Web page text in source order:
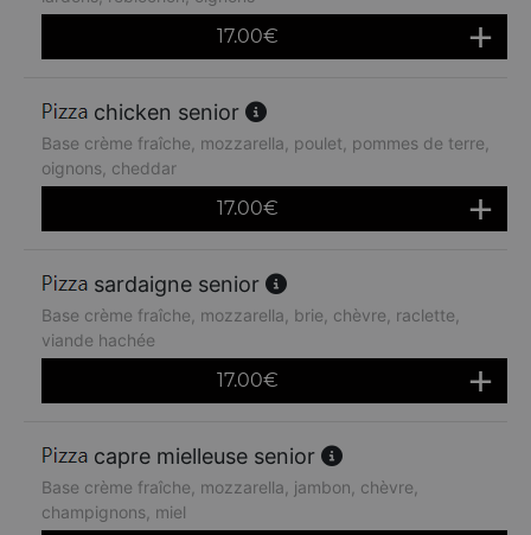
17.00€
chicken senior
Base crème fraîche, mozzarella, poulet, pommes de terre,
oignons, cheddar
17.00€
sardaigne senior
Base crème fraîche, mozzarella, brie, chèvre, raclette,
viande hachée
17.00€
capre mielleuse senior
Base crème fraîche, mozzarella, jambon, chèvre,
champignons, miel